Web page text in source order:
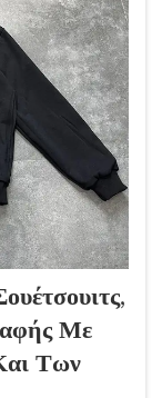
Με
Των